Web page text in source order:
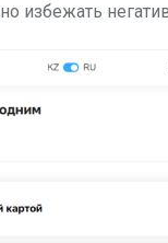
избежать